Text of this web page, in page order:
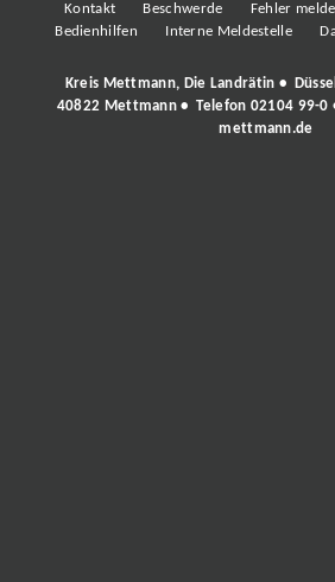
Kontakt Beschwerde Fehler
Bedienhilfen
Interne Meldestelle
Kreis Mettmann, Die Landrätin •
40822 Mettmann • Telefon 02104 99-0
mettmann.de